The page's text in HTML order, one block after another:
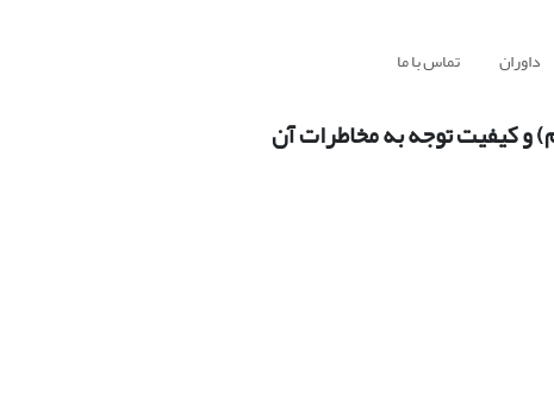
داوران تماس با ما
و کیفیت توجه به ‌مخاطرات آن